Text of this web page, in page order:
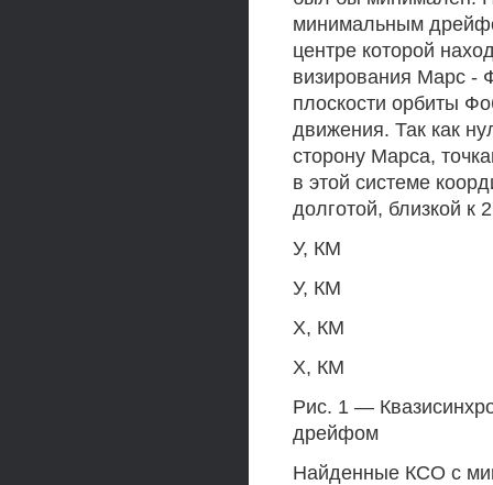
минимальным
центре которой
визирования Марс -
плоскости орбиты
движения. Так как
сторону Марса,
в этой системе
долготой, близкой к
У, КМ
У, КМ
X, КМ
X, КМ
Рис. 1 —
дрейфом
Найденные КСО с